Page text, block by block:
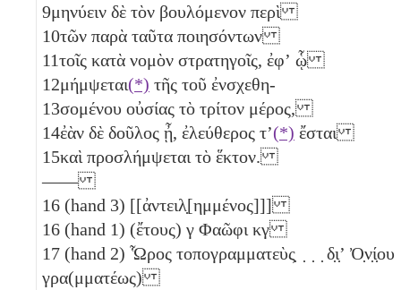
9μηνύειν δὲ τὸν βουλόμενον περὶ
10τῶν παρὰ ταῦτα ποιησόντων
11τοῖς κατὰ νομὸν στρατηγοῖς, ἐφʼ ᾧ
12μήμψεται(*) τῆς τοῦ ἐνσχεθη-
13σομένου οὐσίας τὸ τρίτον μέρος,
14ἐὰν δὲ δοῦλος ᾖ, ἐλεύθερος τʼ(*) ἔσται
15καὶ προσλήμψεται τὸ ἕκτον.
——
16 (hand 3) [[ἀντειλ̣[ημμένος]]]
16 (hand 1) (ἔτους) γ Φαῶφι κγ
17 (hand 2) Ὧρος τοπογραμματεὺς̣ ̣ ̣ ̣ δ̣ι̣ʼ Ὀ̣ν̣ί̣ου
γρα(μματέως)